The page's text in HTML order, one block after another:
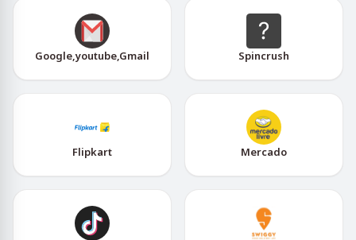
Google,youtube,Gmail Spincrush
Flipkart Mercado